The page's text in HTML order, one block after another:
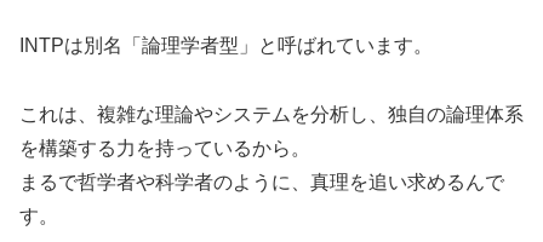
INTPは別名「論理学者型」と呼ばれています。
これは、複雑な理論やシステムを分析し、独自の論理体系
を構築する力を持っているから。
まるで哲学者や科学者のように、真理を追い求めるんで
す。